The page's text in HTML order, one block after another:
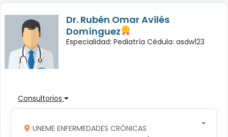
Dr. Rubén Omar Avilés
Domínguez
Especialidad: Pediatría Cédula: asdw123
Consultorios
UNEME ENFERMEDADES CRÓNICAS